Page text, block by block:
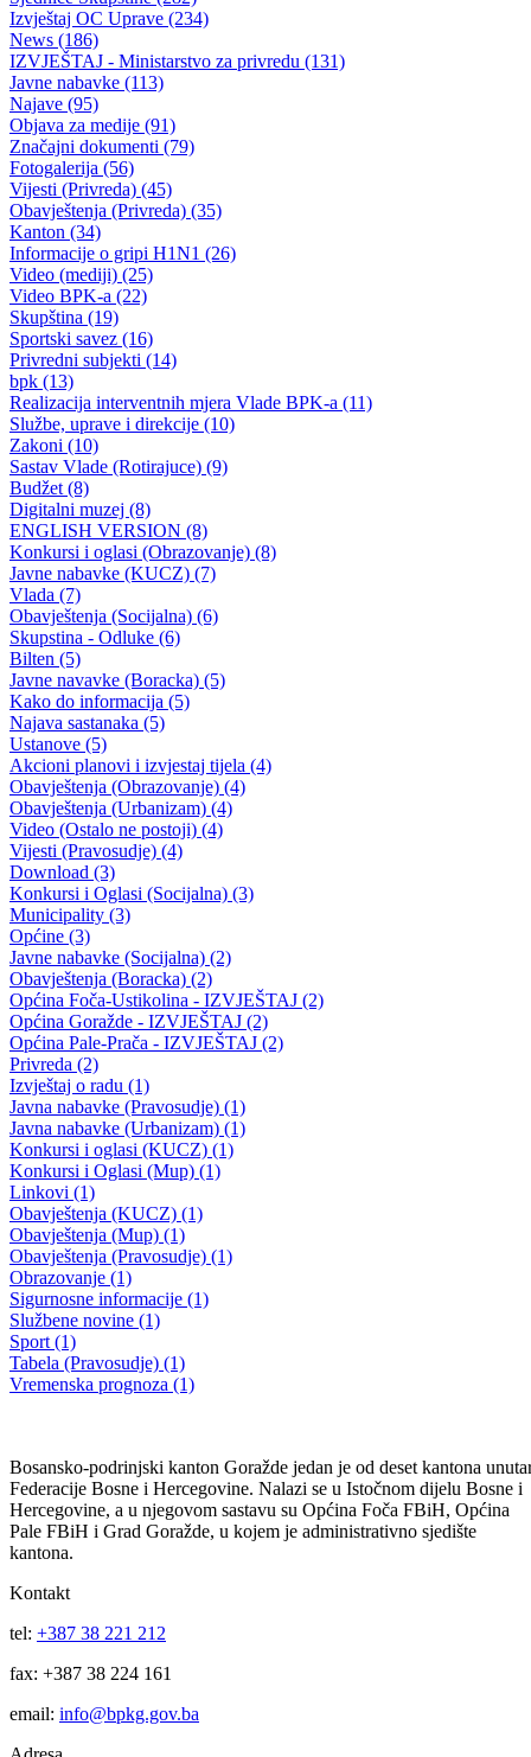
U Goraždu svečano obilježen Dan državnosti Bosne i Hercegovine
24.11.2010